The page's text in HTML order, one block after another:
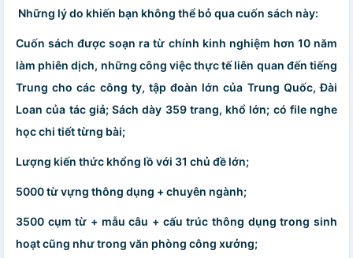
️ Những lý do khiến bạn không thể bỏ qua cuốn sách này:
Cuốn sách được soạn ra từ chính kinh nghiệm hơn 10 năm
làm phiên dịch, những công việc thực tế liên quan đến tiếng
Trung cho các công ty, tập đoàn lớn của Trung Quốc, Đài
Loan của tác giả; Sách dày 359 trang, khổ lớn; có file nghe
học chi tiết từng bài;
Lượng kiến thức khổng lồ với 31 chủ đề lớn;
5000 từ vựng thông dụng + chuyên ngành;
3500 cụm từ + mẫu câu + cấu trúc thông dụng trong sinh
hoạt cũng như trong văn phòng công xưởng;